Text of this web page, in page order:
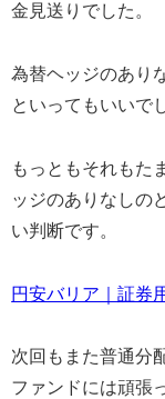
金見送りでした。
為替ヘッジのあり
といってもいいで
もっともそれもた
ッジのありなしの
い判断です。
円安バリア｜証券
次回もまた普通分
ファンドには頑張